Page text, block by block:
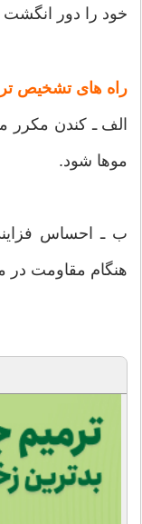
خود را دور
راه های تشخیص
الف ـ کندن
موها شود.
ب ـ احساس
هنگام مقاومت در